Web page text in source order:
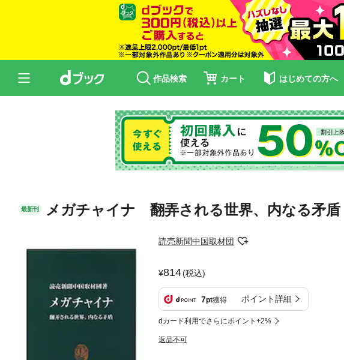
作品検索 カート はじめての方へ
最新刊 メガチャイナ 翻弄される世界、内なる矛盾
読売新聞中国取材団
814(税込)
7pt獲得 ポイント詳細
dカード利用でさらにポイント+2%
返品不可